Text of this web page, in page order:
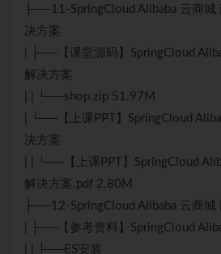
├──11-SpringCloud Alibaba 云商
决方案
| ├──【课堂源码】SpringCloud
解决方案
| | └──shop.zip 51.97M
| └──【上课PPT】SpringCloud
决方案
| | └──【上课PPT】SpringCloud
解决方案.pdf 2.80M
├──12-SpringCloud Alibaba 云商城
| ├──【参考资料】SpringCloud
| | ├──ES安装